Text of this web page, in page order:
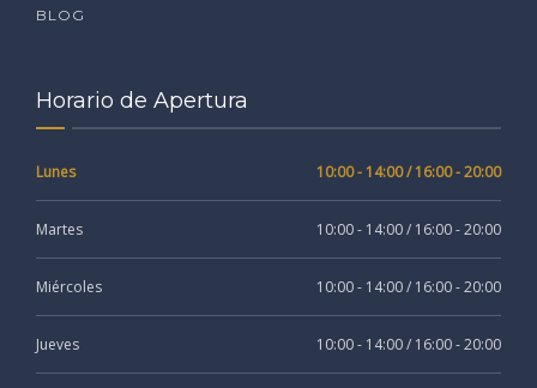
BLOG
Horario de Apertura
Lunes 10:00 - 14:00 / 16:00 - 20:00
Martes 10:00 - 14:00 / 16:00 - 20:00
Miércoles 10:00 - 14:00 / 16:00 - 20:00
Jueves 10:00 - 14:00 / 16:00 - 20:00